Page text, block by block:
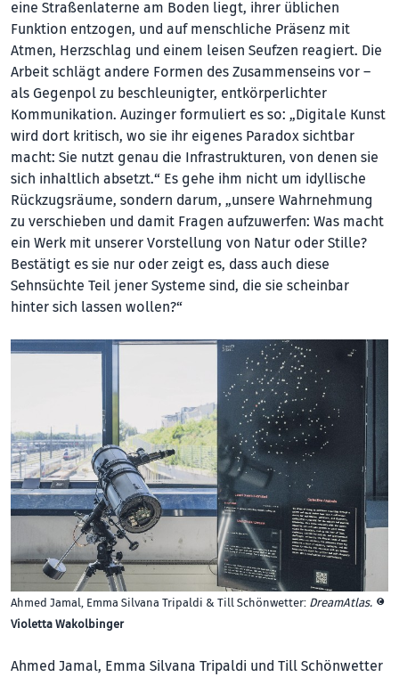
eine Straßenlaterne am Boden liegt, ihrer üblichen
Funktion entzogen, und auf menschliche Präsenz mit
Atmen, Herzschlag und einem leisen Seufzen reagiert. Die
Arbeit schlägt andere Formen des Zusammenseins vor –
als Gegenpol zu beschleunigter, entkörperlichter
Kommunikation. Auzinger formuliert es so: „Digitale Kunst
wird dort kritisch, wo sie ihr eigenes Paradox sichtbar
macht: Sie nutzt genau die Infrastrukturen, von denen sie
sich inhaltlich absetzt.“ Es gehe ihm nicht um idyllische
Rückzugsräume, sondern darum, „unsere Wahrnehmung
zu verschieben und damit Fragen aufzuwerfen: Was macht
ein Werk mit unserer Vorstellung von Natur oder Stille?
Bestätigt es sie nur oder zeigt es, dass auch diese
Sehnsüchte Teil jener Systeme sind, die sie scheinbar
hinter sich lassen wollen?“
Ahmed Jamal, Emma Silvana Tripaldi & Till Schönwetter: DreamAtlas. ©
Violetta Wakolbinger
Ahmed Jamal, Emma Silvana Tripaldi und Till Schönwetter